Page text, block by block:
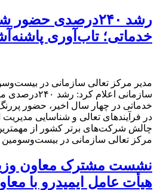
رشد ۲۴۰درصدی
خدماتی؛ تاب‌آوری
مدیر مرکز تعالی سازمانی در
سازمانی اعلام
خدماتی در چهار سال اخیر، حضور
در فرآیندهای تعالی و شناسایی
چالش شرکت‌های برتر کشور از
مرکز تعالی سازمانی در بیست‌وسومین
نشست مشترک معاون
هیأت عامل ایمیدرو با